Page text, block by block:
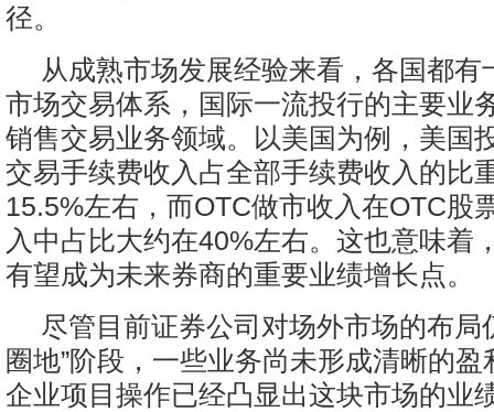
径。
从成熟市场发展经验来看，各国都有
市场交易体系，国际一流投行的主要业
销售交易业务领域。以美国为例，美国
交易手续费收入占全部手续费收入的比
15.5%左右，而OTC做市收入在OTC股
入中占比大约在40%左右。这也意味着
有望成为未来券商的重要业绩增长点。
尽管目前证券公司对场外市场的布局
圈地”阶段，一些业务尚未形成清晰的
企业项目操作已经凸显出这块市场的业